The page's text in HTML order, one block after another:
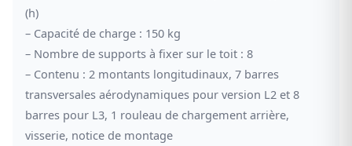
(h)
– Capacité de charge : 150 kg
– Nombre de supports à fixer sur le toit : 8
– Contenu : 2 montants longitudinaux, 7 barres
transversales aérodynamiques pour version L2 et 8
barres pour L3, 1 rouleau de chargement arrière,
visserie, notice de montage